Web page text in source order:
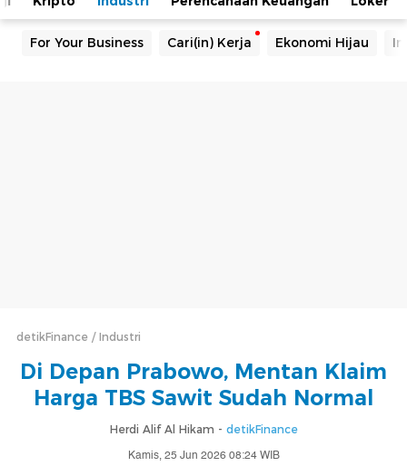
For Your Business Cari(in) Kerja Ekonomi Hijau
detikFinance Industri
Di Depan Prabowo, Mentan Klaim
Harga TBS Sawit Sudah Normal
Herdi Alif Al Hikam - detikFinance
Kamis, 25 Jun 2026 08:24 WIB